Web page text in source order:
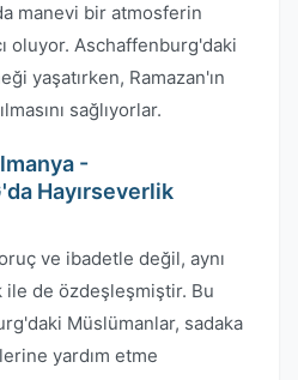
manevi bir atmosferin
oluyor. Aschaffenburg'daki
yaşatırken, Ramazan'ın
sağlıyorlar.
-
Hayırseverlik
ve ibadetle değil, aynı
ile de özdeşleşmiştir. Bu
Müslümanlar, sadaka
yardım etme